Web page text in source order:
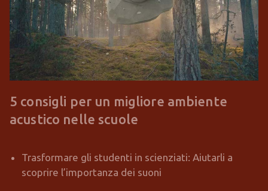
5 consigli per un migliore ambiente
acustico nelle scuole
Trasformare gli studenti in scienziati: Aiutarli a
scoprire l’importanza dei suoni